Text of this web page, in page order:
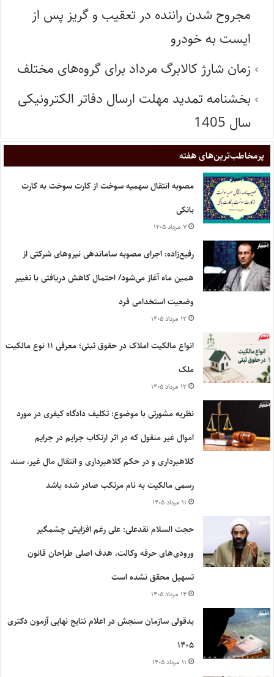
مجروح شدن راننده در تعقیب و گریز پس از
ایست به خودرو
زمان شارژ کالابرگ مرداد برای گروه‌های مختلف
بخشنامه تمدید مهلت ارسال دفاتر الکترونیکی
سال 1405
پر‌مخاطب‌ترین‌های هفته
مصوبه انتقال سهمیه سوخت از کارت سوخت به کارت
بانکی
۷ مرداد ۱۴۰۵
رفیع‌زاده: اجرای مصوبه ساماندهی نیروهای شرکتی از
همین ماه آغاز می‌شود/ احتمال کاهش دریافتی با تغییر
وضعیت استخدامی فرد
۱۲ مرداد ۱۴۰۵
انواع مالکیت املاک در حقوق ثبتی؛ معرفی ۱۱ نوع مالکیت
ملک
۱۲ مرداد ۱۴۰۵
نظریه مشورتی با موضوع: تکلیف دادگاه کیفری در مورد
اموال غیر منقول که در اثر ارتکاب جرایم در جرایم
کلاهبرداری و در حکم کلاهبرداری و انتقال مال غیر، سند
رسمی مالکیت به نام مرتکب صادر شده باشد
۱۱ مرداد ۱۴۰۵
حجت السلام نقدعلی: علی رغم افزایش چشمگیر
ورودی‌های حرفه وکالت، هدف اصلی طراحان قانون
تسهیل محقق نشده است
۱۴ مرداد ۱۴۰۵
بدقولی سازمان سنجش در اعلام نتایج نهایی آزمون دکتری
۱۴۰۵
۱۱ مرداد ۱۴۰۵